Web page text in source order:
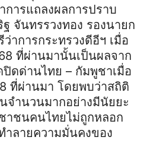
ารแถลงผลการปราบ
จันทรรวงทอง รองนายก
าการกระทรวงดีอีฯ เมื่อ
ที่ผ่านมานั้นเป็นผลจาก
ปิดด่านไทย – กัมพูชาเมื่อ
ที่ผ่านมา โดยพบว่าสถิติ
จำนวนมากอย่างมีนัยยะ
าชนคนไทยไม่ถูกหลอก
ำลายความมั่นคงของ